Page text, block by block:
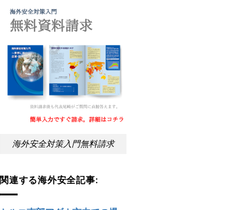
海外安全対策入門無料請求
関連する海外安全記事: